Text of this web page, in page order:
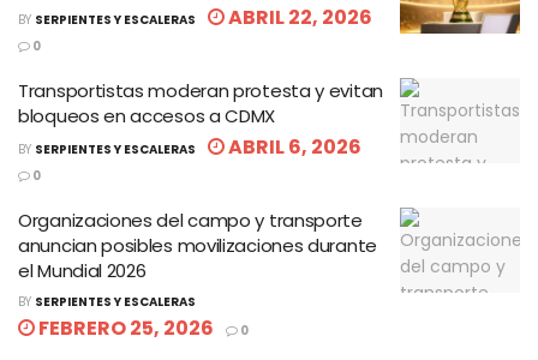
BY SERPIENTES Y ESCALERAS ABRIL 22, 2026
0
Transportistas moderan protesta y evitan
bloqueos en accesos a CDMX
BY SERPIENTES Y ESCALERAS ABRIL 6, 2026
0
Organizaciones del campo y transporte
anuncian posibles movilizaciones durante
el Mundial 2026
BY SERPIENTES Y ESCALERAS
FEBRERO 25, 2026 0